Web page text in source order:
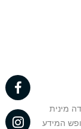
מינית
המידע